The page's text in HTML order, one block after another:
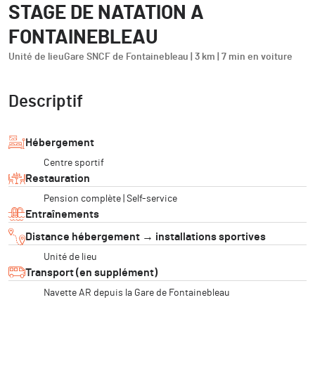
STAGE DE NATATION A
FONTAINEBLEAU
Unité de lieuGare SNCF de Fontainebleau | 3 km | 7 min en voiture
Descriptif
Hébergement
Centre sportif
Restauration
Pension complète | Self-service
Entraînements
Distance hébergement → installations sportives
Unité de lieu
Transport (en supplément)
Navette AR depuis la Gare de Fontainebleau